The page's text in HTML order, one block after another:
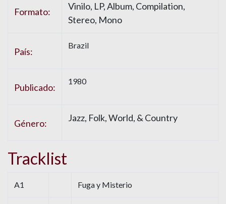
Formato:
Vinilo, LP, Album, Compilation,
Stereo, Mono
País:
Brazil
Publicado:
1980
Género: Jazz, Folk, World, & Country
Tracklist
A1 Fuga y Misterio